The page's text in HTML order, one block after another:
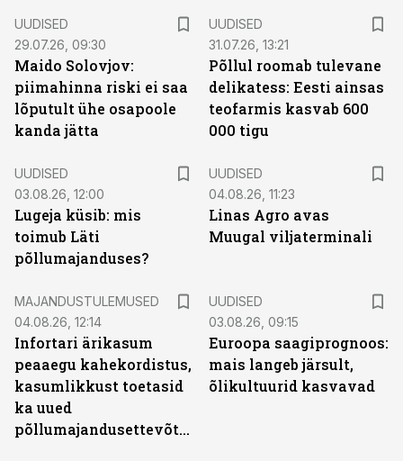
UUDISED
29.07.26, 09:30
Maido Solovjov:
piimahinna riski ei saa
lõputult ühe osapoole
kanda jätta
UUDISED
31.07.26, 13:21
Põllul roomab tulevane
delikatess: Eesti ainsas
teofarmis kasvab 600
000 tigu
UUDISED
03.08.26, 12:00
Lugeja küsib: mis
toimub Läti
põllumajanduses?
UUDISED
04.08.26, 11:23
Linas Agro avas
Muugal viljaterminali
MAJANDUSTULEMUSED
04.08.26, 12:14
Infortari ärikasum
peaaegu kahekordistus,
kasumlikkust toetasid
ka uued
põllumajandusettevõtted
UUDISED
03.08.26, 09:15
Euroopa saagiprognoos:
mais langeb järsult,
õlikultuurid kasvavad